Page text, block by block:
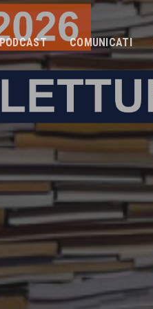
PODCAST COMUNICATI